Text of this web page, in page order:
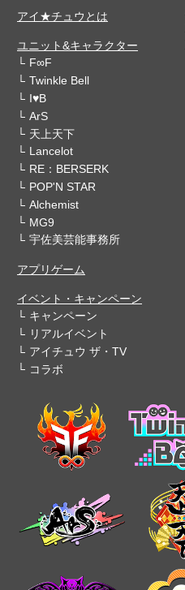
アイ★チュウとは
ユニット&キャラクター
F∞F
Twinkle Bell
I♥B
ArS
天上天下
Lancelot
RE：BERSERK
POP'N STAR
Alchemist
MG9
宇佐美芸能事務所
アプリゲーム
イベント・キャンペーン
キャンペーン
リアルイベント
アイチュウ ザ・TV
コラボ